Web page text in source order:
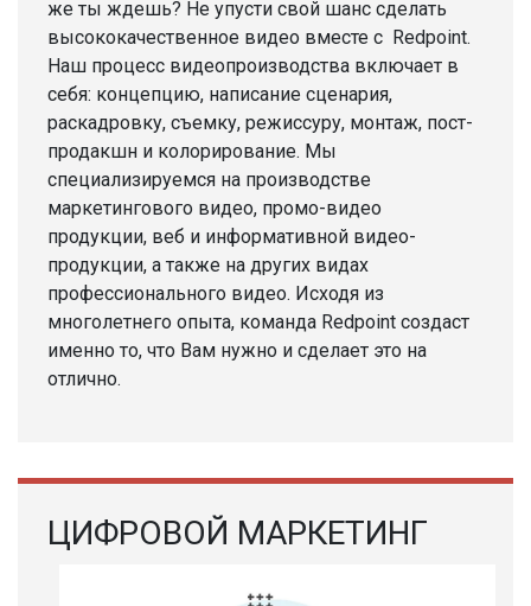
же ты ждешь? Не упусти свой шанс сделать
высококачественное видео вместе с Redpoint.
Наш процесс видеопроизводства включает в
себя: концепцию, написание сценария,
раскадровку, съемку, режиссуру, монтаж, пост-
продакшн и колорирование. Мы
специализируемся на производстве
маркетингового видео, промо-видео
продукции, веб и информативной видео-
продукции, а также на других видах
профессионального видео. Исходя из
многолетнего опыта, команда Redpoint создаст
именно то, что Вам нужно и сделает это на
отлично.
ЦИФРОВОЙ МАРКЕТИНГ